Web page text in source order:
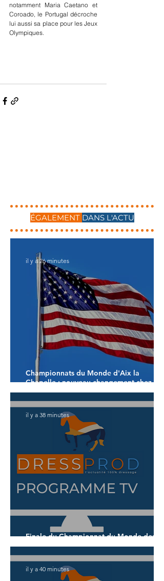
notamment Maria Caetano et
Coroado, le Portugal décroche
lui aussi sa place pour les Jeux
Olympiques.
ÉGALEMENT DANS L'ACTU
Championnats du Monde d'Aix la
Chapelle : nouveau changement chez les
américains
il y a 26 minutes
Finale du Championnat du Monde des 5
ans
il y a 38 minutes
il y a 40 minutes